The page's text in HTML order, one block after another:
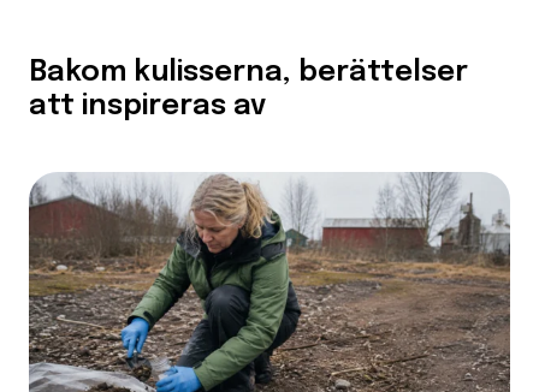
Bakom kulisserna, berättelser
att inspireras av